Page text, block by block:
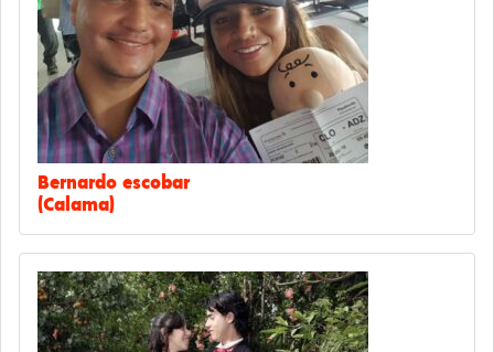
Bernardo escobar
(Calama)